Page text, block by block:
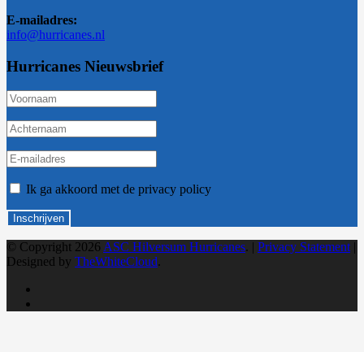
E-mailadres:
info@hurricanes.nl
Hurricanes Nieuwsbrief
Ik ga akkoord met de privacy policy
© Copyright 2026 ASC Hilversum Hurricanes. | Privacy Statement|
Designed by TheWhiteCloud.